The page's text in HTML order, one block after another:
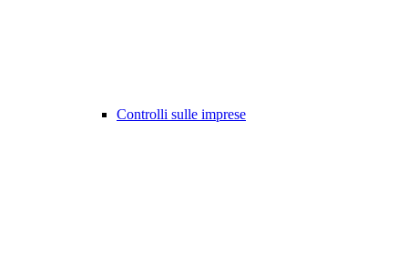
Controlli sulle imprese